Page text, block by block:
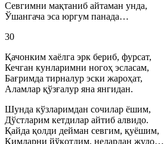
Севгимни мақтаниб айтаман унда,
Ўшангача эса юргум панада…
30
Қачонким хаёлга эрк бериб, фурсат,
Кечган кунларимни ногоҳ эсласам,
Бағримда тирналур эски жароҳат,
Аламлар қўзғалур яна янгидан.
Шунда кўзларимдан сочилар ёшим,
Дўстларим кетдилар айтиб алвидо.
Қайда қолди дейман севгим, қуёшим,
Кимларни йўқотдим, нелардан жудо…